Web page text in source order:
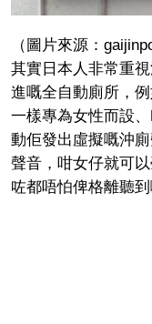
（圖片來源：
其實日本人非常重
進嘅全自動廁所，
一樣專為女性而設
動佢發出虛擬嘅沖
聲音，咁女仔就可
咗都唔怕俾格離聽到